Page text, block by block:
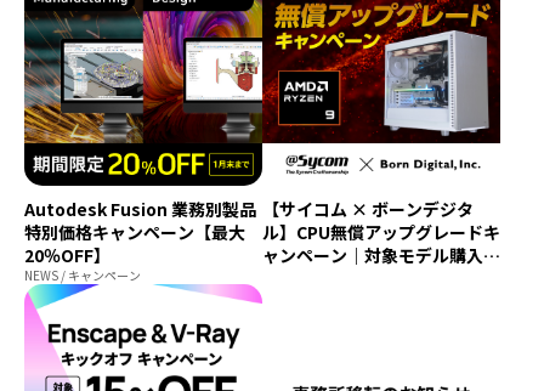
Autodesk Fusion 業務別製品
特別価格キャンペーン【最大
20％OFF】
NEWS / キャンペーン
【サイコム × ボーンデジタ
ル】CPU無償アップグレードキ
ャンペーン｜対象モデル購入で